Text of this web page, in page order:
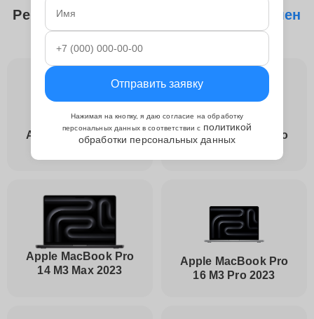
Ремонтируем следующие модели
Замен
аккумулятора Apple
Apple MacBook Pro
14 M3 2023
Apple MacBook Pro
14 M3 Pro 2023
Apple MacBook Pro
14 M3 Max 2023
Apple MacBook Pro
16 M3 Pro 2023
Отправить заявку
Нажимая на кнопку, я даю согласие на обработку
персональных данных в соответствии с политикой
обработки персональных данных